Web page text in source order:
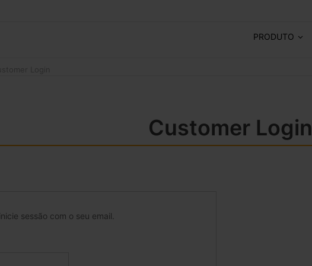
PRODUTO
Customer Login
sessão com o seu email.